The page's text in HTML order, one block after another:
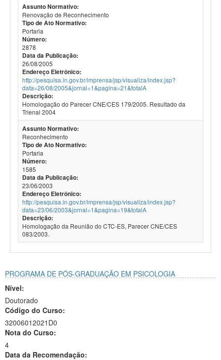
Assunto Normativo:
Renovação de Reconhecimento
Tipo de Ato Normativo:
Portaria
Número:
2878
Data da Publicação:
26/08/2005
Endereço Eletrônico:
http://pesquisa.in.gov.br/imprensa/jsp/visualiza/index.jsp?
data=26/08/2005&jornal=1&pagina=21&totalA
Descrição:
Homologação do Parecer CNE/CES 179/2005. Resultado da
Trienal 2004
Assunto Normativo:
Reconhecimento
Tipo de Ato Normativo:
Portaria
Número:
1585
Data da Publicação:
23/06/2003
Endereço Eletrônico:
http://pesquisa.in.gov.br/imprensa/jsp/visualiza/index.jsp?
data=23/06/2003&jornal=1&pagina=19&totalA
Descrição:
Homologação da Reunião do CTC-ES, Parecer CNE/CES
083/2003.
PROGRAMA DE PÓS-GRADUAÇÃO EM PSICOLOGIA
Nível:
Doutorado
Código do Curso:
32006012021D0
Nota do Curso:
4
Data da Recomendação: